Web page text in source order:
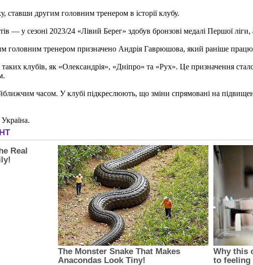
ставши другим головним тренером в історії клубу.
— у сезоні 2023/24 «Лівий Берег» здобув бронзові медалі Першої
головним тренером призначено Андрія Гаврюшова, який раніше
клубів, як «Олександрія», «Дніпро» та «Рух». Це призначення
часом. У клубі підкреслюють, що зміни спрямовані на